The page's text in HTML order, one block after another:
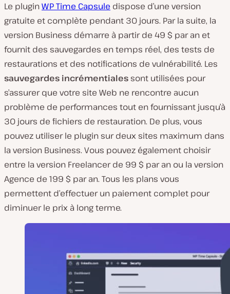
Le pluginWP Time Capsule dispose d’une version
gratuite et complète pendant 30 jours. Par la suite, la
version Business démarre à partir de 49 $ par an et
fournit des sauvegardes en temps réel, des tests de
restaurations et des notifications de vulnérabilité. Les
sauvegardes incrémentiales sont utilisées pour
s’assurer que votre site Web ne rencontre aucun
problème de performances tout en fournissant jusqu’à
30 jours de fichiers de restauration. De plus, vous
pouvez utiliser le plugin sur deux sites maximum dans
la version Business. Vous pouvez également choisir
entre la version Freelancer de 99 $ par an ou la version
Agence de 199 $ par an. Tous les plans vous
permettent d’effectuer un paiement complet pour
diminuer le prix à long terme.